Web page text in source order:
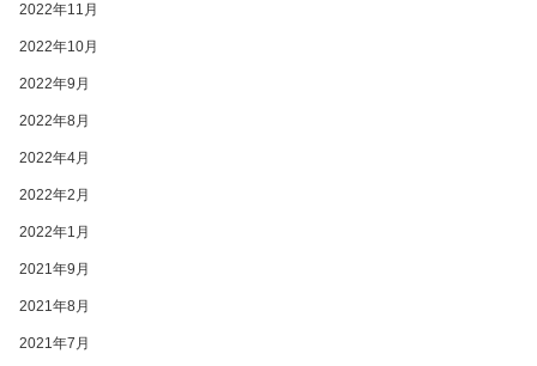
2022年11月
2022年10月
2022年9月
2022年8月
2022年4月
2022年2月
2022年1月
2021年9月
2021年8月
2021年7月